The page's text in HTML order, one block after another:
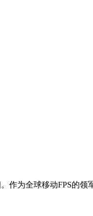
作为全球移动FPS的领